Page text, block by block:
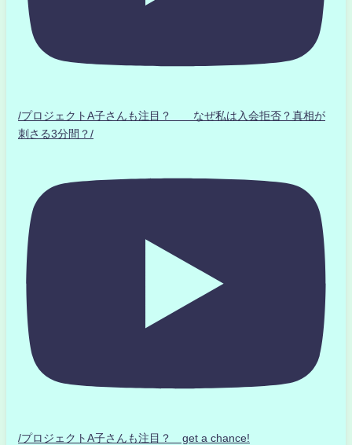
/プロジェクトA子さんも注目？ なぜ私は入会拒否？真相が
刺さる3分間？/
/プロジェクトA子さんも注目？ get a chance!